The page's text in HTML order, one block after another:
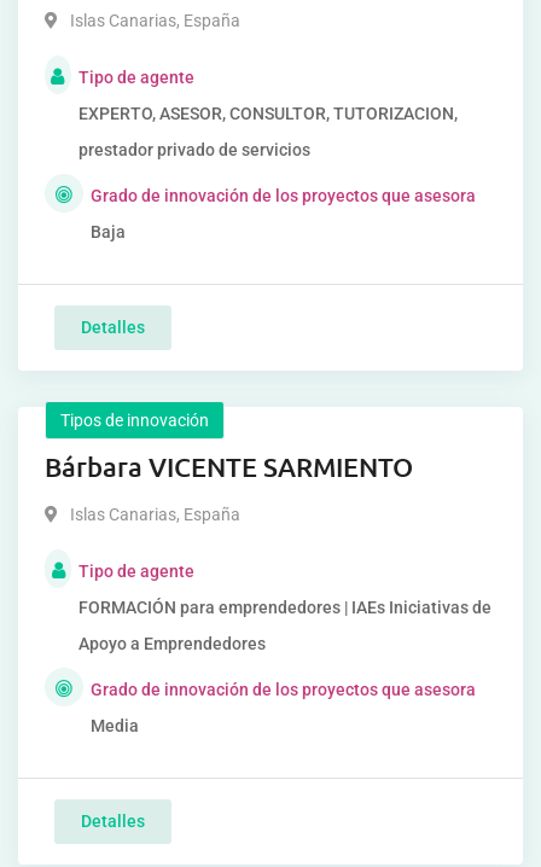
Islas Canarias, España
Tipo de agente
EXPERTO, ASESOR, CONSULTOR, TUTORIZACION,
prestador privado de servicios
Grado de innovación de los proyectos que asesora
Baja
Detalles
Tipos de innovación
Bárbara VICENTE SARMIENTO
Islas Canarias, España
Tipo de agente
FORMACIÓN para emprendedores | IAEs Iniciativas de
Apoyo a Emprendedores
Grado de innovación de los proyectos que asesora
Media
Detalles